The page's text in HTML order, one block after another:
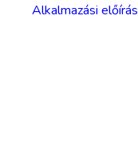
Alkalmazási